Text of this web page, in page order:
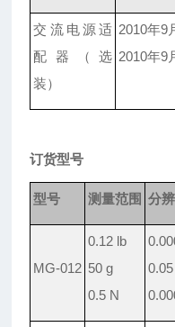
交流电源适
配器（选
装）
2010年9
2010年9
订货型号
型号 测量范围 分
MG-012
0.12 lb
50 g
0.5 N